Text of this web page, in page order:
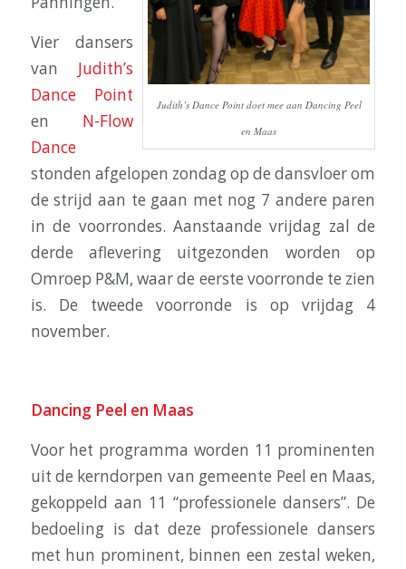
Judith’s Dance Point doet mee aan Dancing Peel
en Maas
Vier dansers
van Judith’s
Dance Point
en N-Flow
Dance
stonden afgelopen zondag op de dansvloer om
de strijd aan te gaan met nog 7 andere paren
in de voorrondes. Aanstaande vrijdag zal de
derde aflevering uitgezonden worden op
Omroep P&M, waar de eerste voorronde te zien
is. De tweede voorronde is op vrijdag 4
november.
Dancing Peel en Maas
Voor het programma worden 11 prominenten
uit de kerndorpen van gemeente Peel en Maas,
gekoppeld aan 11 “professionele dansers”. De
bedoeling is dat deze professionele dansers
met hun prominent, binnen een zestal weken,